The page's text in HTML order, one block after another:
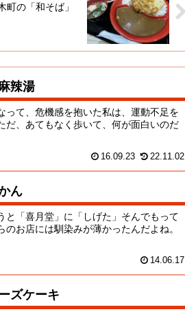
町の「和そば」
辣湯
って、危機感を抱いた私は、運動不足を
だ、あてもなく歩いて、何が面白いのだ
16.09.23 22.11.02
ん
と「喜月堂」に「しげた」そんでもって
お店には馴染みが薄かったんだよね。
14.06.17
ズケーキ